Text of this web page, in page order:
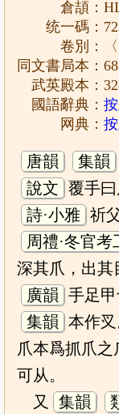
倉頡：
统一碼：
卷別：〈巳
同文書局本：
武英殿本：
國語辭典：
网典：
唐韻 集韻
說文 覆手曰
詩·小雅 祈
周禮·冬官考
深其爪，出其
廣韻 手足甲
集韻 本作
爪本爲抓爪
可从。
又
集韻